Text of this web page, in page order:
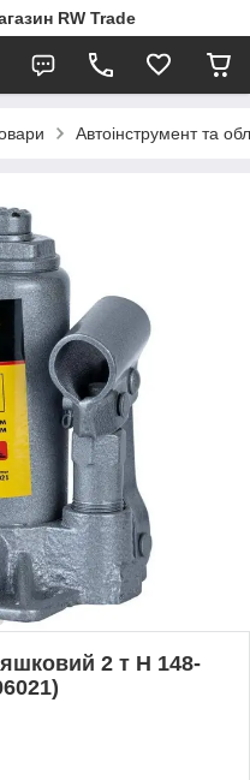
RW Trade
Автоінструмент та
2 т H 148-